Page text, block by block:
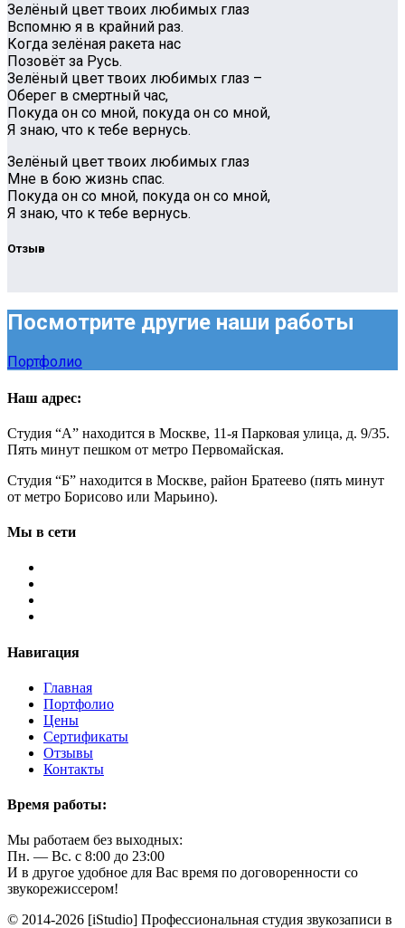
Зелёный цвет твоих любимых глаз
Вспомню я в крайний раз.
Когда зелёная ракета нас
Позовёт за Русь.
Зелёный цвет твоих любимых глаз –
Оберег в смертный час,
Покуда он со мной, покуда он со мной,
Я знаю, что к тебе вернусь.
Зелёный цвет твоих любимых глаз
Мне в бою жизнь спас.
Покуда он со мной, покуда он со мной,
Я знаю, что к тебе вернусь.
Отзыв
Посмотрите другие наши работы
Портфолио
Наш адрес:
Студия “А” находится в Москве, 11-я Парковая улица, д. 9/35.
Пять минут пешком от метро Первомайская.
Студия “Б” находится в Москве, район Братеево (пять минут
от метро Борисово или Марьино).
Мы в сети
Навигация
Главная
Портфолио
Цены
Сертификаты
Отзывы
Контакты
Время работы:
Мы работаем без выходных:
Пн. — Вс. с 8:00 до 23:00
И в другое удобное для Вас время по договоренности со
звукорежиссером!
© 2014-2026 [iStudio] Профессиональная студия звукозаписи в